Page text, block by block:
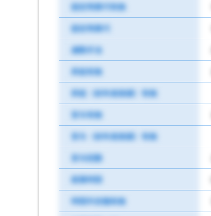
固定残業代有無
固定残業代
通勤手当
昇給有無
昇給（前年度実績）有無
賞与有無
賞与（前年度実績）有無
賞与回数
就業時間
時間外労働有無